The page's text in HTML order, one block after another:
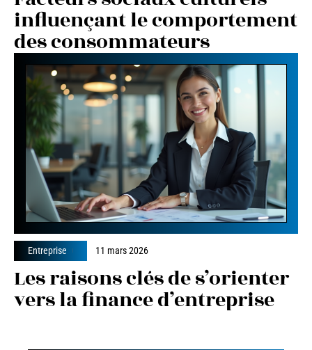
influençant le comportement
des consommateurs
Entreprise 11 mars 2026
Les raisons clés de s’orienter
vers la finance d’entreprise